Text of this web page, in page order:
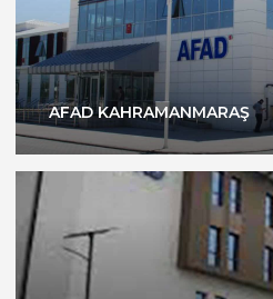
AFAD KAHRAMANMARAŞ